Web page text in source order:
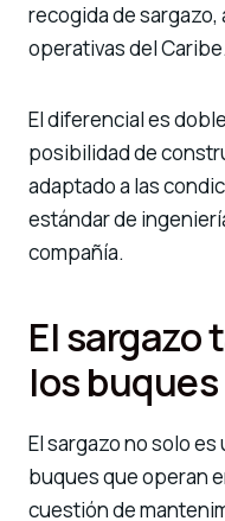
recogida de
operativas del Caribe.
El diferencial es
posibilidad de
adaptado a las
estándar de
compañía.
El sargazo
los
El sargazo no solo
buques que operan
cuestión de